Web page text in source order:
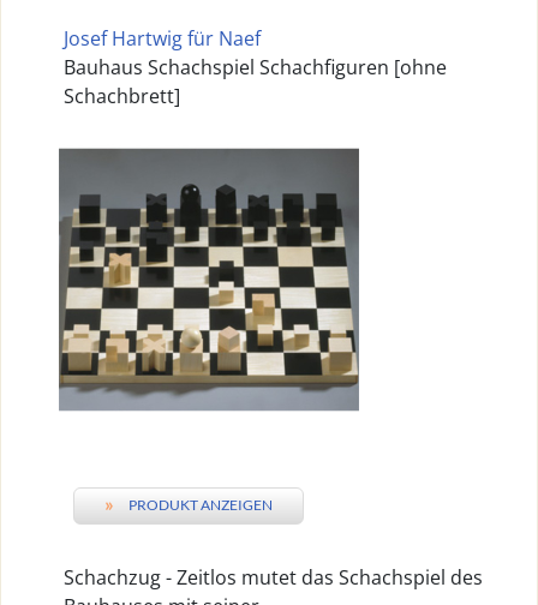
Josef Hartwig für Naef
Bauhaus Schachspiel Schachfiguren [ohne
Schachbrett]
» PRODUKT ANZEIGEN
Schachzug - Zeitlos mutet das Schachspiel des